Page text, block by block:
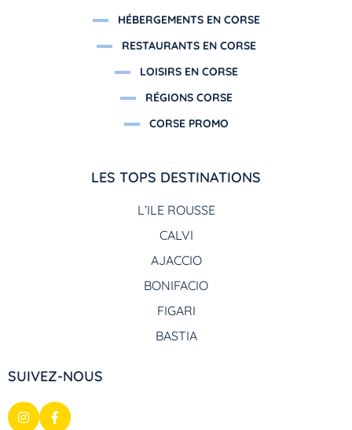
HÉBERGEMENTS EN CORSE
RESTAURANTS EN CORSE
LOISIRS EN CORSE
RÉGIONS CORSE
CORSE PROMO
LES TOPS DESTINATIONS
L’ILE ROUSSE
CALVI
AJACCIO
BONIFACIO
FIGARI
BASTIA
SUIVEZ-NOUS